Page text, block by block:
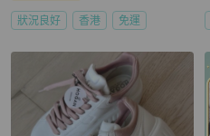
狀況良好 香港 免運